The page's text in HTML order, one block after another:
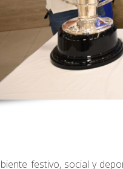
festivo, social y